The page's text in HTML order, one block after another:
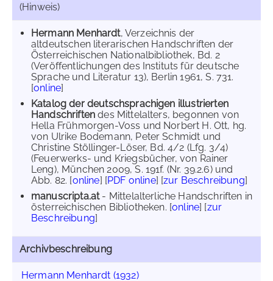
(Hinweis)
Hermann Menhardt, Verzeichnis der
altdeutschen literarischen Handschriften der
Österreichischen Nationalbibliothek, Bd. 2
(Veröffentlichungen des Instituts für deutsche
Sprache und Literatur 13), Berlin 1961, S. 731.
[online]
Katalog der deutschsprachigen illustrierten
Handschriften des Mittelalters, begonnen von
Hella Frühmorgen-Voss und Norbert H. Ott, hg.
von Ulrike Bodemann, Peter Schmidt und
Christine Stöllinger-Löser, Bd. 4/2 (Lfg. 3/4)
(Feuerwerks- und Kriegsbücher, von Rainer
Leng), München 2009, S. 191f. (Nr. 39.2.6) und
Abb. 82. [online] [PDF online] [zur Beschreibung]
manuscripta.at- Mittelalterliche Handschriften in
österreichischen Bibliotheken. [online] [zur
Beschreibung]
Archivbeschreibung
Hermann Menhardt (1932)